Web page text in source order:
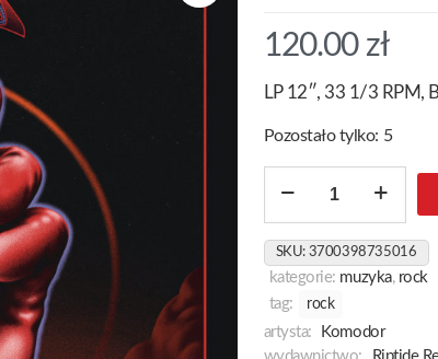
120.00 zł
LP 12″, 33 1/3 RPM,
Pozostało tylko: 5
Space
SKU: 3700398735016
kategorie: muzyka, rock
tag:
rock
artysta:
Komodor